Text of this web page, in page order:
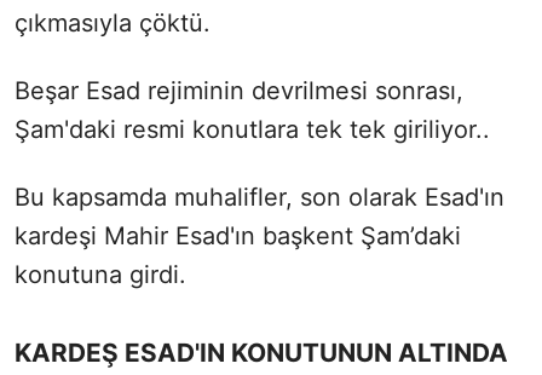
çıkmasıyla çöktü.
Beşar Esad rejiminin devrilmesi sonrası,
Şam'daki resmi konutlara tek tek giriliyor..
Bu kapsamda muhalifler, son olarak Esad'ın
kardeşi Mahir Esad'ın başkent Şam’daki
konutuna girdi.
KARDEŞ ESAD'IN KONUTUNUN ALTINDA